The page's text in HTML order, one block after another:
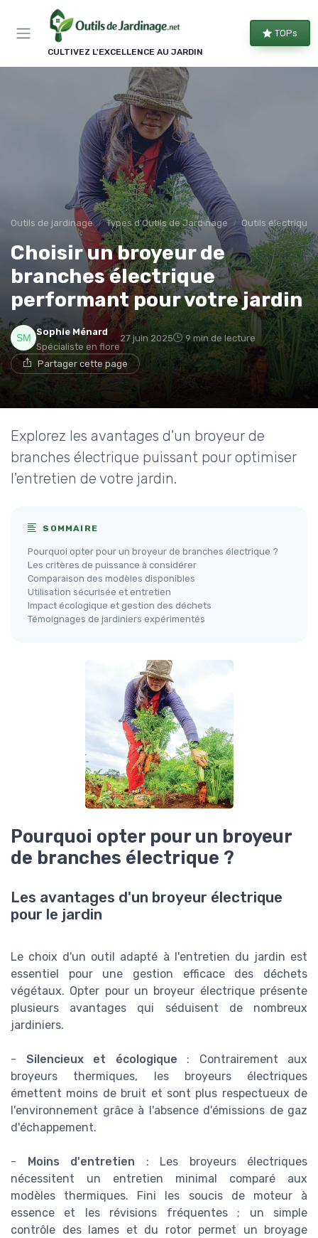
CULTIVEZ L'EXCELLENCE AU JARDIN
TOPs
Outils de jardinage Types d'Outils de Jardinage Outils électriques
Choisir un broyeur de
branches électrique
performant pour votre jardin
Sophie Ménard
Spécialiste en flore
27 juin 2025 9 min de lecture
Partager cette page
Explorez les avantages d'un broyeur de
branches électrique puissant pour optimiser
l'entretien de votre jardin.
SOMMAIRE
Pourquoi opter pour un broyeur de branches électrique ?
Les critères de puissance à considérer
Comparaison des modèles disponibles
Utilisation sécurisée et entretien
Impact écologique et gestion des déchets
Témoignages de jardiniers expérimentés
Pourquoi opter pour un broyeur
de branches électrique ?
Les avantages d'un broyeur électrique
pour le jardin
Le choix d'un outil adapté à l'entretien du jardin est
essentiel pour une gestion efficace des déchets
végétaux. Opter pour un broyeur électrique présente
plusieurs avantages qui séduisent de nombreux
jardiniers.
- Silencieux et écologique : Contrairement aux
broyeurs thermiques, les broyeurs électriques
émettent moins de bruit et sont plus respectueux de
l'environnement grâce à l'absence d'émissions de gaz
d'échappement.
- Moins d'entretien : Les broyeurs électriques
nécessitent un entretien minimal comparé aux
modèles thermiques. Fini les soucis de moteur à
essence et les révisions fréquentes ; un simple
contrôle des lames et du rotor permet un broyage
Panneau de gestion des cookies